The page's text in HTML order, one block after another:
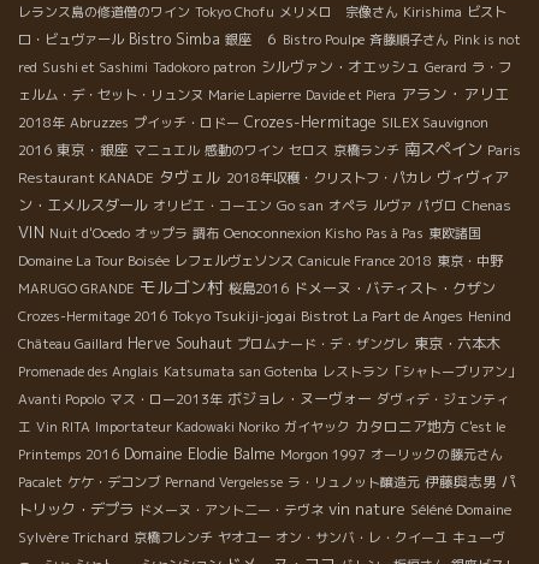
レランス島の修道僧のワイン Tokyo Chofu メリメロ 宗像さん Kirishima ビスト
ロ・ビュヴァール Bistro Simba 銀座 ６ Bistro Poulpe 斉藤順子さん Pink is not
red Sushi et Sashimi Tadokoro patron シルヴァン・オエッシュ Gerard ラ・フ
ェルム・デ・セット・リュンヌ Marie Lapierre Davide et Piera アラン・アリエ
2018年 Abruzzes プイッチ・ロドー Crozes-Hermitage SILEX Sauvignon
2016 東京・銀座 マニュエル 感動のワイン セロス 京橋ランチ 南スペイン Paris
Restaurant KANADE タヴェル 2018年収穫・クリストフ・パカレ ヴィヴィア
ン・エメルスダール オリビエ・コーエン Go san オペラ ルヴァ パヴロ Chenas
VIN Nuit d'Ooedo オップラ 調布 Oenoconnexion Kisho Pas à Pas 東欧諸国
Domaine La Tour Boisée レフェルヴェソンス Canicule France 2018 東京・中野
MARUGO GRANDE モルゴン村 桜島2016 ドメーヌ・バティスト・クザン
Crozes-Hermitage 2016 Tokyo Tsukiji-jogai Bistrot La Part de Anges Henind
Château Gaillard Herve Souhaut プロムナード・デ・ザングレ 東京・六本木
Promenade des Anglais Katsumata san Gotenba レストラン「シャトーブリアン」
Avanti Popolo マス・ロー2013年 ボジョレ・ヌーヴォー ダヴィデ・ジェンティ
エ Vin RITA Importateur Kadowaki Noriko ガイヤック カタロニア地方 C'est le
Printemps 2016 Domaine Elodie Balme Morgon 1997 オーリックの藤元さん
Pacalet ケケ・デコンブ Pernand Vergelesse ラ・リュノット醸造元 伊藤與志男 パ
トリック・デプラ ドメーヌ・アント二ー・テヴネ vin nature Séléné Domaine
Sylvère Trichard 京橋フレンチ ヤオユー オン・サンバ・レ・クイーユ キューヴ